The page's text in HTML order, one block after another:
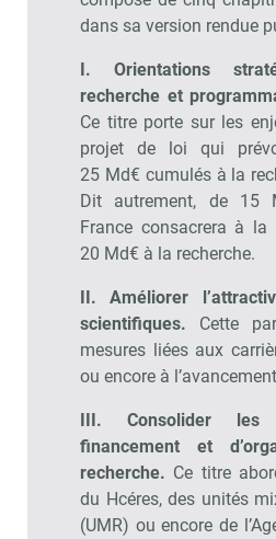
dans sa version rendue
I. Orientations
recherche et
Ce titre porte sur les
projet de loi qui
25 Md€ cumulés à la
Dit autrement, de 15
France consacrera à
20 Md€ à la recherche.
II. Améliorer
scientifiques. Cette
mesures liées aux
ou encore à
III. Consolider les
financement et
recherche. Ce titre
du Hcéres, des unités
(UMR) ou encore de